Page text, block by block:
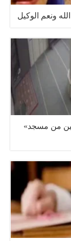
ونعم الوكيل
من مسجد»